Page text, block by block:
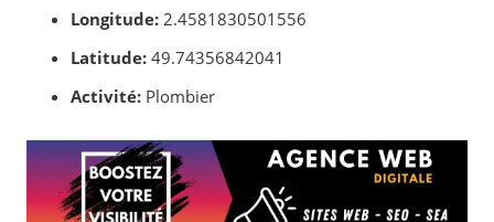
Longitude: 2.4581830501556
Latitude: 49.74356842041
Activité: Plombier